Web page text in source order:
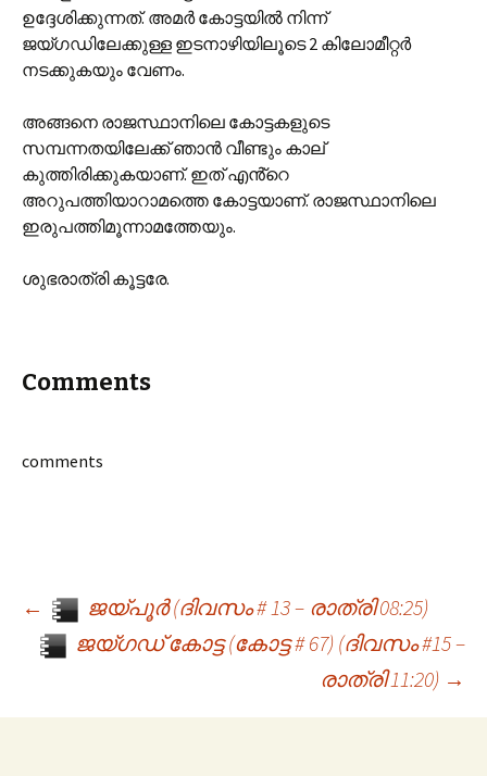
ഉദ്ദേശിക്കുന്നത്. അമർ കോട്ടയിൽ നിന്ന്
ജയ്ഗഡിലേക്കുള്ള ഇടനാഴിയിലൂടെ 2 കിലോമീറ്റർ
നടക്കുകയും വേണം.
അങ്ങനെ രാജസ്ഥാനിലെ കോട്ടകളുടെ
സമ്പന്നതയിലേക്ക് ഞാൻ വീണ്ടും കാല്
കുത്തിരിക്കുകയാണ്. ഇത് എൻ്റെ
അറുപത്തിയാറാമത്തെ കോട്ടയാണ്. രാജസ്ഥാനിലെ
ഇരുപത്തിമൂന്നാമത്തേയും.
ശുഭരാത്രി കൂട്ടരേ.
Comments
comments
Post navigation
←
ജയ്പൂർ (ദിവസം # 13 – രാത്രി 08:25)
ജയ്ഗഡ് കോട്ട (കോട്ട # 67) (ദിവസം #15 –
രാത്രി 11:20) →